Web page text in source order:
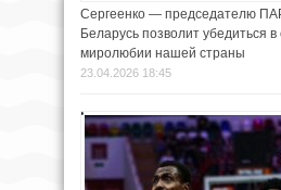
Сергеенко — председателю
Беларусь позволит убедиться в
миролюбии нашей страны
23.04.2026 18:45